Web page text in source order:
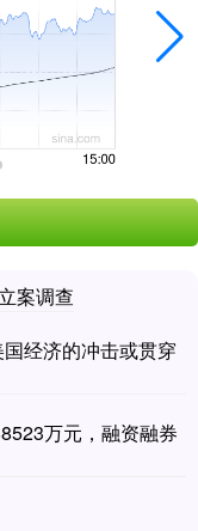
案调查
经济的冲击或贯穿
万元，融资融券